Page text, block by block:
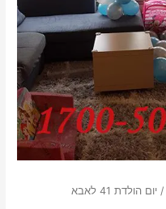
/ יום הולדת 41 לאבא